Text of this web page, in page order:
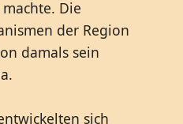
Die
der Region
damals sein
sich